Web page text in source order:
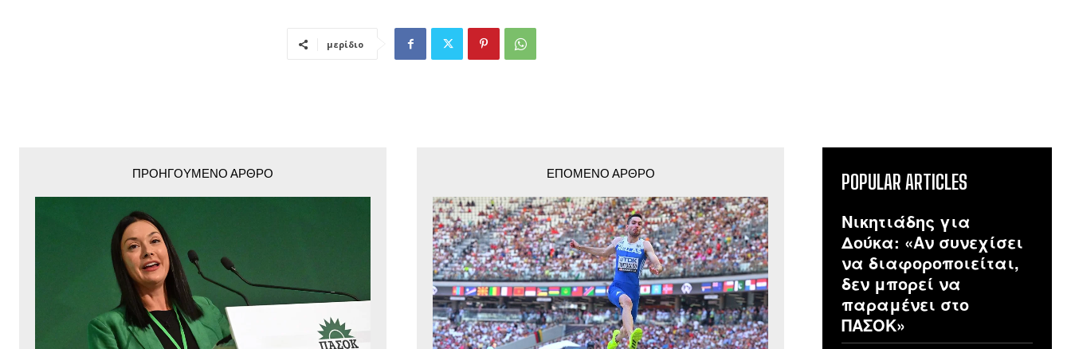
μερίδιο
ΠΡΟΗΓΟΎΜΕΝΟ ΆΡΘΡΟ ΕΠΌΜΕΝΟ ΆΡΘΡΟ
POPULAR ARTICLES
Νικητιάδης για
Δούκα: «Αν συνεχίσει
να διαφοροποιείται,
δεν μπορεί να
παραμένει στο
ΠΑΣΟΚ»